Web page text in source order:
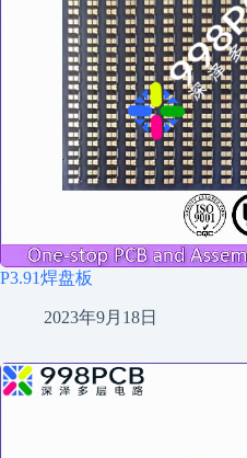
P3.91焊盘板
2023年9月18日